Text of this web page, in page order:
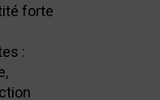
forte
: